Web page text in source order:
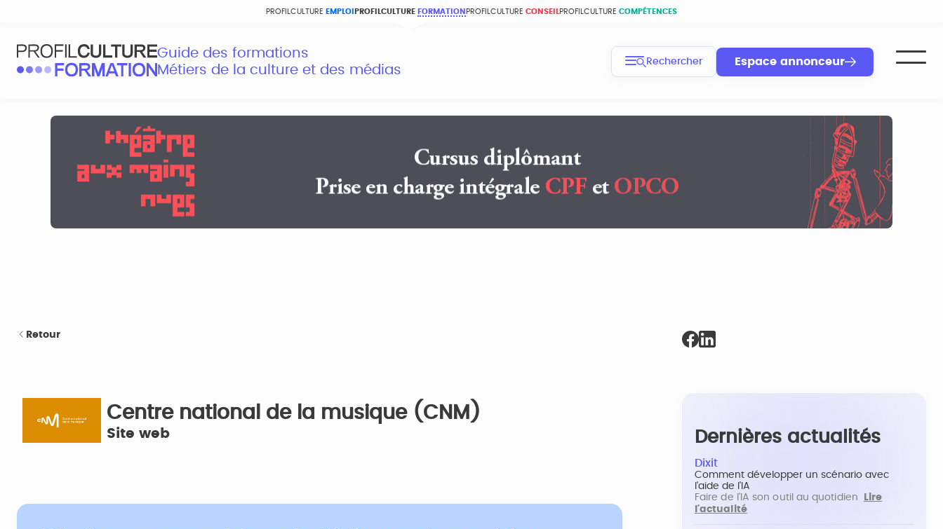
PROFILCULTURE EMPLOI PROFILCULTURE FORMATION PROFILCULTURE CONSEIL PROFILCULTURE COMPÉTENCES
Guide des formations
Métiers de la culture et des médias
Rechercher Espace annonceur
Retour
Centre national de la musique (CNM)
Site web Dernières actualités
Dixit
Comment développer un scénario avec
l'aide de l'IA
Faire de l'IA son outil au quotidien
Lire
l'actualité